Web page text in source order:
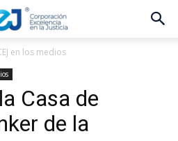
en los medios
Casa de
de la